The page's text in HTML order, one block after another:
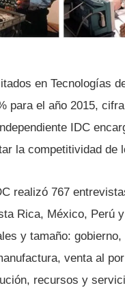
en Tecnologí­as
para el año 2015,
IDC
la competitividad de
realizó 767
Rica, México, Perú
y tamaño:
venta al
recursos y